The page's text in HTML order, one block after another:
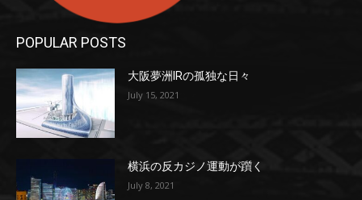
POPULAR POSTS
大阪夢洲IRの孤独な日々
July 15, 2021
横浜の反カジノ運動が躓く
July 8, 2021